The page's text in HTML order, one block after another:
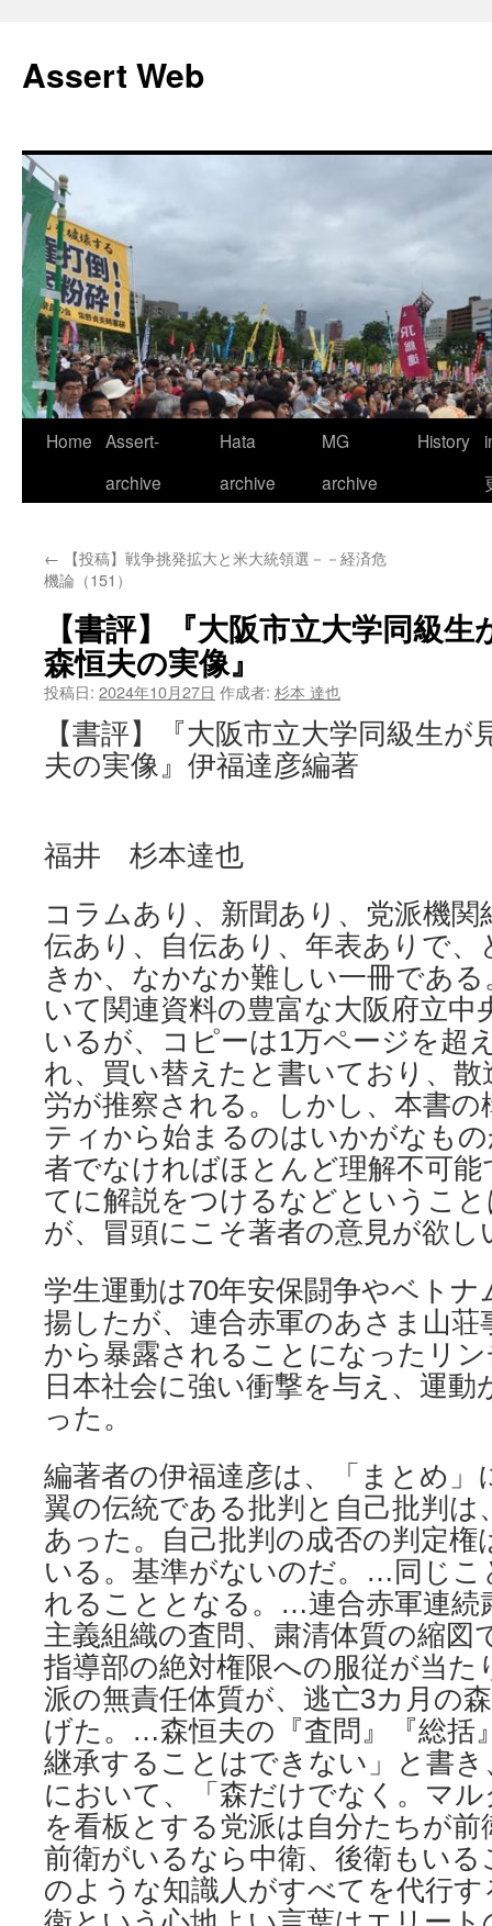
テ
ン
ス
キ
ッ
プ
Assert Web
Home Assert-
archive
Hata
archive
MG
archive
History
← 【投稿】戦争挑発拡大と米大統領選－－経済危
機論（151）
【書評】『大阪市立大学同級
森恒夫の実像』
投稿日: 2024年10月27日 作成者: 杉本 達也
【書評】『大阪市立大学同級生
夫の実像』伊福達彦編著
福井 杉本達也
コラムあり、新聞あり、党派機
伝あり、自伝あり、年表ありで
きか、なかなか難しい一冊であ
いて関連資料の豊富な大阪府立中
いるが、コピーは1万ページを超
れ、買い替えたと書いており、
労が推察される。しかし、本書
ティから始まるのはいかがなも
者でなければほとんど理解不可
てに解説をつけるなどというこ
が、冒頭にこそ著者の意見が欲
学生運動は70年安保闘争やベト
揚したが、連合赤軍のあさま山荘
から暴露されることになったリ
日本社会に強い衝撃を与え、運
った。
編著者の伊福達彦は、「まとめ」
翼の伝統である批判と自己批判は
あった。自己批判の成否の判定権
いる。基準がないのだ。…同じこ
れることとなる。…連合赤軍連続
主義組織の査問、粛清体質の縮図
指導部の絶対権限への服従が当た
派の無責任体質が、逃亡3カ月の
げた。…森恒夫の『査問』『総括
継承することはできない」と書
において、「森だけでなく。マ
を看板とする党派は自分たちが
前衛がいるなら中衛、後衛もい
のような知識人がすべてを代行